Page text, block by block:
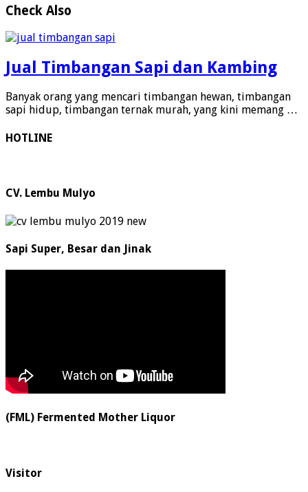
Check Also
Jual Timbangan Sapi dan Kambing
Banyak orang yang mencari timbangan hewan, timbangan
sapi hidup, timbangan ternak murah, yang kini memang …
HOTLINE
CV. Lembu Mulyo
Sapi Super, Besar dan Jinak
(FML) Fermented Mother Liquor
Visitor